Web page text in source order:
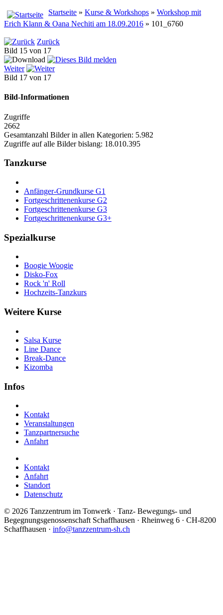
Startseite » Kurse & Workshops » Workshop mit
Erich Klann & Oana Nechiti am 18.09.2016 » 101_6760
Zurück
Bild 15 von 17
Weiter
Bild 17 von 17
Bild-Informationen
Zugriffe
2662
Gesamtanzahl Bilder in allen Kategorien: 5.982
Zugriffe auf alle Bilder bislang: 18.010.395
Tanzkurse
Anfänger-Grundkurse G1
Fortgeschrittenenkurse G2
Fortgeschrittenenkurse G3
Fortgeschrittenenkurse G3+
Spezialkurse
Boogie Woogie
Disko-Fox
Rock 'n' Roll
Hochzeits-Tanzkurs
Weitere Kurse
Salsa Kurse
Line Dance
Break-Dance
Kizomba
Infos
Kontakt
Veranstaltungen
Tanzpartnersuche
Anfahrt
Kontakt
Anfahrt
Standort
Datenschutz
© 2026 Tanzzentrum im Tonwerk · Tanz- Bewegungs- und
Begegnungsgenossenschaft Schaffhausen · Rheinweg 6 · CH-8200
Schaffhausen · info@tanzzentrum-sh.ch